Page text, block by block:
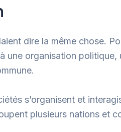
dire la même chose.
une organisation
s’organisent et
plusieurs nations et